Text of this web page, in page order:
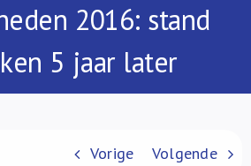
2016: stand
5 jaar later
Vorige Volgende